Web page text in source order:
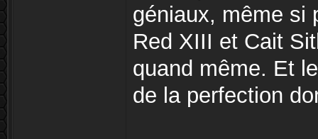
géniaux, même si
Red XIII et Cait
quand même. Et
de la perfection